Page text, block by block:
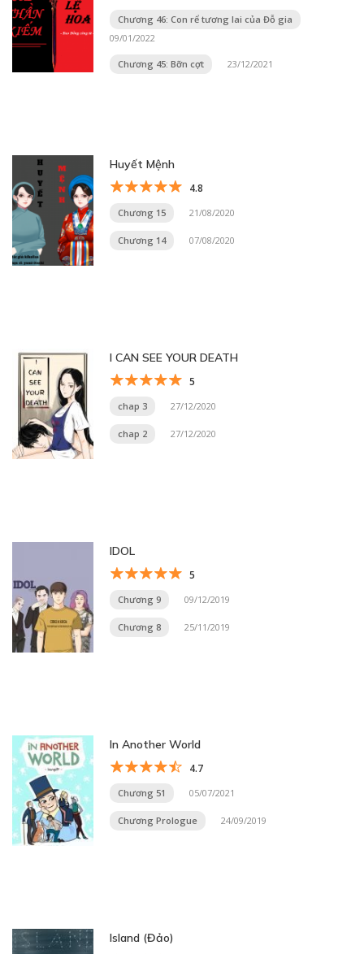
Chương 46: Con rể tương lai của Đỗ gia
09/01/2022
Chương 45: Bỡn cợt 23/12/2021
Huyết Mệnh
4.8
Chương 15 21/08/2020
Chương 14 07/08/2020
I CAN SEE YOUR DEATH
5
chap 3 27/12/2020
chap 2 27/12/2020
IDOL
5
Chương 9 09/12/2019
Chương 8 25/11/2019
In Another World
4.7
Chương 51 05/07/2021
Chương Prologue 24/09/2019
Island (Đảo)